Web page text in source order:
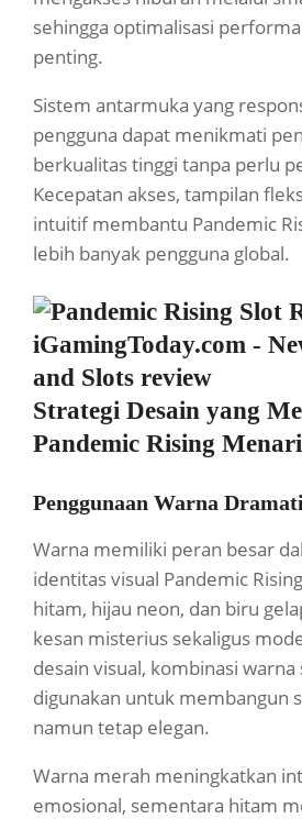
sehingga optimalisasi
penting.
Sistem antarmuka yang
pengguna dapat menikmati
berkualitas tinggi tanpa perlu
Kecepatan akses, tampilan
intuitif membantu Pandemic
lebih banyak pengguna global.
Strategi Desain yang
Pandemic Rising
Penggunaan Warna
Warna memiliki peran besar
identitas visual Pandemic
hitam, hijau neon, dan biru
kesan misterius sekaligus
desain visual, kombinasi
digunakan untuk membangun
namun tetap elegan.
Warna merah meningkatkan
emosional, sementara hitam